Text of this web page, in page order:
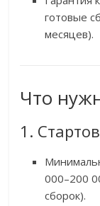
готовые
месяцев).
Что
1.
000–200
сборок).